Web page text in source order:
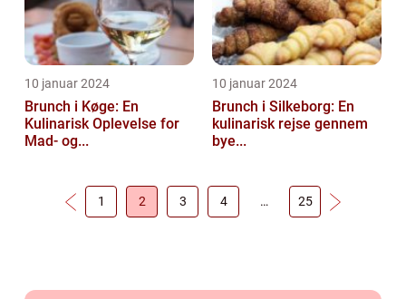
10 januar 2024
Brunch i Køge: En
Kulinarisk Oplevelse for
Mad- og...
10 januar 2024
Brunch i Silkeborg: En
kulinarisk rejse gennem
bye...
1 2 3 4 … 25